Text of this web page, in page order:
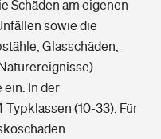
Schäden am eigenen
sowie die
Glasschäden,
In der
(10-33). Für